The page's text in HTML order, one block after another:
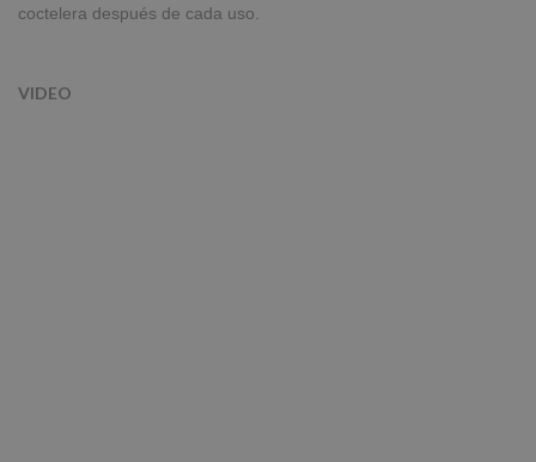
coctelera después de cada uso.
VIDEO